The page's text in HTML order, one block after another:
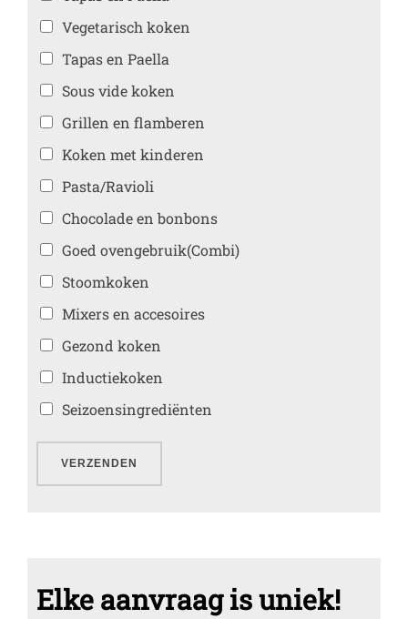
Vegetarisch koken
Tapas en Paella
Sous vide koken
Grillen en flamberen
Koken met kinderen
Pasta/Ravioli
Chocolade en bonbons
Goed ovengebruik(Combi)
Stoomkoken
Mixers en accesoires
Gezond koken
Inductiekoken
Seizoensingrediënten
VERZENDEN
Elke aanvraag is uniek!